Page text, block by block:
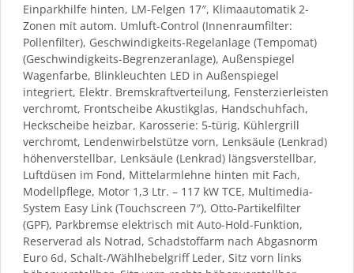
Einparkhilfe hinten, LM-Felgen 17″, Klimaautomatik 2-
Zonen mit autom. Umluft-Control (Innenraumfilter:
Pollenfilter), Geschwindigkeits-Regelanlage (Tempomat)
(Geschwindigkeits-Begrenzeranlage), Außenspiegel
Wagenfarbe, Blinkleuchten LED in Außenspiegel
integriert, Elektr. Bremskraftverteilung, Fensterzierleisten
verchromt, Frontscheibe Akustikglas, Handschuhfach,
Heckscheibe heizbar, Karosserie: 5-türig, Kühlergrill
verchromt, Lendenwirbelstütze vorn, Lenksäule (Lenkrad)
höhenverstellbar, Lenksäule (Lenkrad) längsverstellbar,
Luftdüsen im Fond, Mittelarmlehne hinten mit Fach,
Modellpflege, Motor 1,3 Ltr. – 117 kW TCE, Multimedia-
System Easy Link (Touchscreen 7″), Otto-Partikelfilter
(GPF), Parkbremse elektrisch mit Auto-Hold-Funktion,
Reserverad als Notrad, Schadstoffarm nach Abgasnorm
Euro 6d, Schalt-/Wählhebelgriff Leder, Sitz vorn links